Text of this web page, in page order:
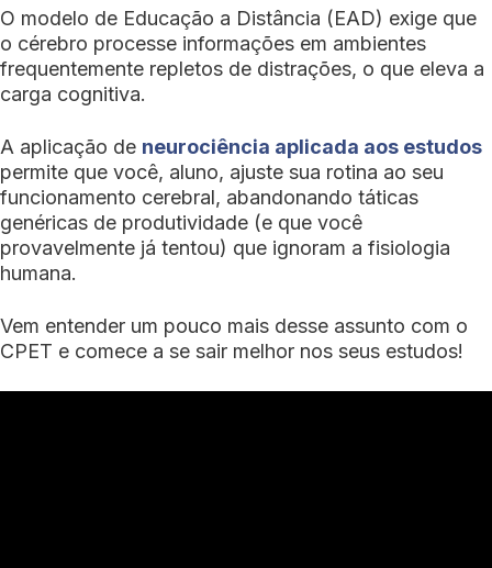
O modelo de Educação a Distância (EAD) exige que
o cérebro processe informações em ambientes
frequentemente repletos de distrações, o que eleva a
carga cognitiva.
A aplicação de neurociência aplicada aos estudos
permite que você, aluno, ajuste sua rotina ao seu
funcionamento cerebral, abandonando táticas
genéricas de produtividade (e que você
provavelmente já tentou) que ignoram a fisiologia
humana.
Vem entender um pouco mais desse assunto com o
CPET e comece a se sair melhor nos seus estudos!